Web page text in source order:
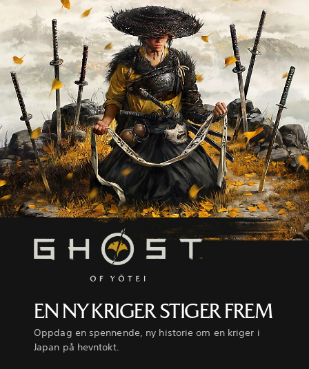
EN NY KRIGER STIGER FREM
Oppdag en spennende, ny historie om en kriger i
Japan på hevntokt.